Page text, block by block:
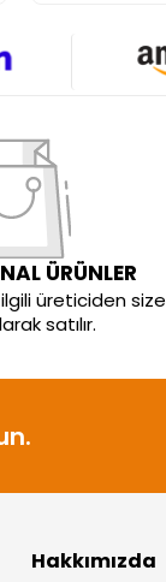
ÜRÜNLER
üreticiden size
satılır.
Hakkımızda